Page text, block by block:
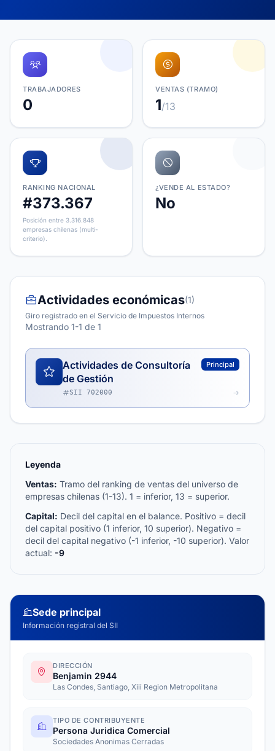
TRABAJADORES
0
VENTAS (TRAMO)
1/13
RANKING NACIONAL
#373.367
Posición entre 3.316.848
empresas chilenas (multi-
criterio).
¿VENDE AL ESTADO?
No
Actividades económicas(1)
Giro registrado en el Servicio de Impuestos Internos
Mostrando 1-1 de 1
Actividades de Consultoría
de Gestión
Principal
SII 702000
Leyenda
Ventas: Tramo del ranking de ventas del universo de
empresas chilenas (1-13). 1 = inferior, 13 = superior.
Capital: Decil del capital en el balance. Positivo = decil
del capital positivo (1 inferior, 10 superior). Negativo =
decil del capital negativo (-1 inferior, -10 superior). Valor
actual: -9
Sede principal
Información registral del SII
DIRECCIÓN
Benjamin 2944
Las Condes, Santiago, Xiii Region Metropolitana
TIPO DE CONTRIBUYENTE
Persona Juridica Comercial
Sociedades Anonimas Cerradas